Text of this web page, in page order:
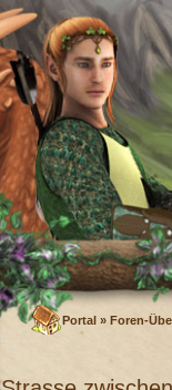
Portal » Foren-